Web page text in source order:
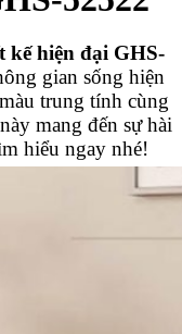
kế hiện đại GHS-
gian sống hiện
trung tính cùng
mang đến sự hài
hiểu ngay nhé!